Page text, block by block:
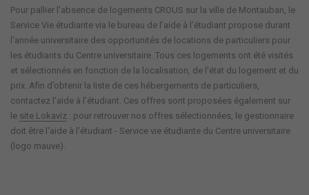
Pour pallier l'absence de logements CROUS sur la ville de Montauban, le
Service Vie étudiante via le bureau de l’aide à l’étudiant propose durant
l'année universitaire des opportunités de locations de particuliers pour
les étudiants du Centre universitaire. Tous ces logements ont été visités
et sélectionnés en fonction de la localisation, de l'état du logement et du
prix. Afin d’obtenir la liste de ces hébergements de particuliers,
contactez l'aide à l’étudiant. Ces offres sont proposées également sur
le site Lokaviz : pour retrouver nos offres sélectionnées, le gestionnaire
doit être l'aide à l'étudiant - Service vie étudiante du Centre universitaire
(logo mauve).